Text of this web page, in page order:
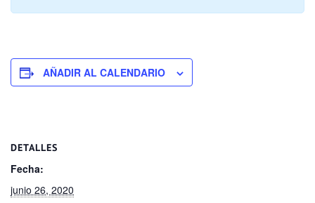
AÑADIR AL CALENDARIO
DETALLES
Fecha:
junio 26, 2020